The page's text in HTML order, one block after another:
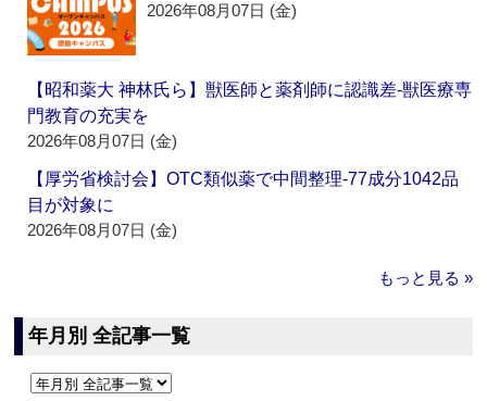
2026年08月07日 (金)
【昭和薬大 神林氏ら】獣医師と薬剤師に認識差‐獣医療専
門教育の充実を
2026年08月07日 (金)
【厚労省検討会】OTC類似薬で中間整理‐77成分1042品
目が対象に
2026年08月07日 (金)
もっと見る »
年月別 全記事一覧